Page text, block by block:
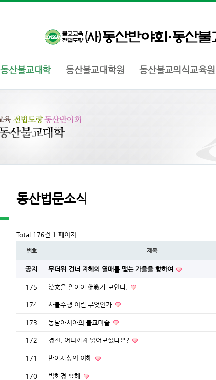
동산불교대학 동산불교대학원 동산불교의식교육원
동산법문소식
Total 176건 1 페이지
번호 제목
공지 무더위 건너 지혜의 열매를 맺는 가을을 향하여
175 漢文을 알아야 佛敎가 보인다.
174 사불수행 이란 무엇인가
173 동남아시아의 불교미술
172 경전, 어디까지 읽어보셨나요?
171 반야사상의 이해
170 법화경 요해